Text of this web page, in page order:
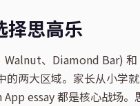
择思高乐
、Diamond Bar) 和
两大区域。家长从小学
essay 都是核心战场。